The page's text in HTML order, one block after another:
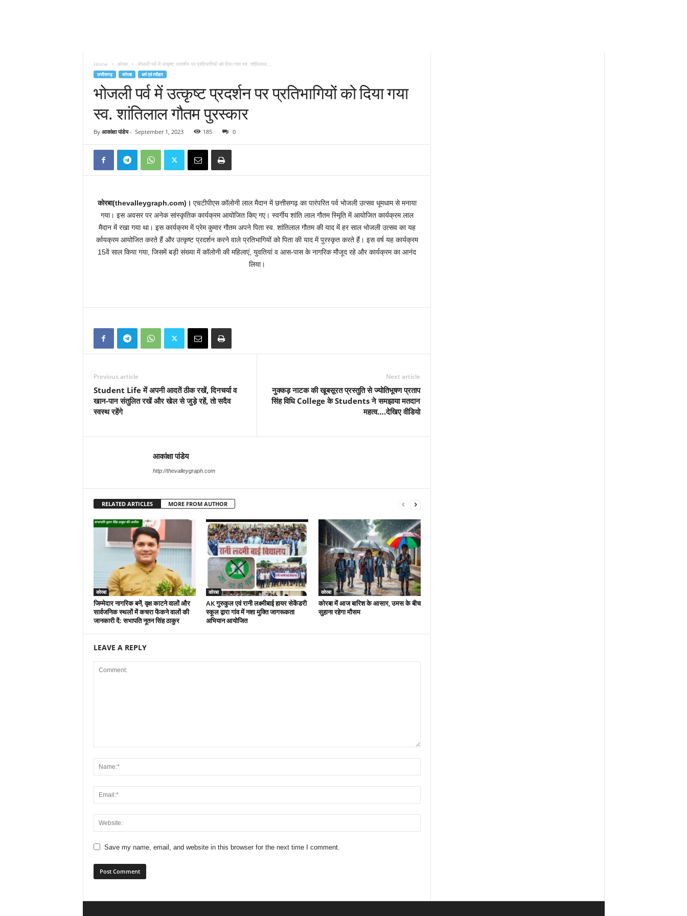
Home कोरबा भोजली पर्व में उत्कृष्ट प्रदर्शन पर प्रतिभागियों को दिया गया स्व. शांतिलाल...
छत्तीसगढ़ कोरबा धर्म एवं त्यौहार
भोजली पर्व में उत्कृष्ट प्रदर्शन पर प्रतिभागियों को दिया गया
स्व. शांतिलाल गौतम पुरस्कार
By आकांक्षा पांडेय- September 1, 2023 185 0
कोरबा(thevalleygraph.com)। एचटीपीएस कॉलोनी लाल मैदान में छत्तीसगढ़ का पारंपरित पर्व भोजली उत्सव धूमधाम से मनाया
गया। इस अवसर पर अनेक सांस्कृतिक कार्यक्रम आयोजित किए गए। स्वर्गीय शांति लाल गौतम स्मिृति में आयोजित कार्यक्रम लाल
मैदान में रखा गया था। इस कार्यक्रम में प्रेम कुमार गौतम अपने पिता स्व. शांतिलाल गौतम की याद में हर साल भोजली उत्सव का यह
र्कायक्रम आयोजित करते हैं और उत्कृष्ट प्रदर्शन करने वाले प्रतिभागियों को पिता की याद में पुरस्कृत करते हैं। इस वर्ष यह कार्यक्रम
15वें साल किया गया, जिसमें बड़ी संख्या में कॉलोनी की महिलाएं, युवतियां व आस-पास के नागरिक मौजूद रहे और कार्यक्रम का आनंद
लिया।
Previous article
Student Life में अपनी आदतें ठीक रखें, दिनचर्या व
खान-पान संतुलित रखें और खेल से जुड़े रहें, तो सदैव
स्वस्थ रहेंगे
Next article
नुक्कड़ नाटक की खूबसूरत प्रस्तुति से ज्योतिभूषण प्रताप
सिंह विधि College के Students ने समझाया मतदान
महत्व….देखिए वीडियो
आकांक्षा पांडेय
http://thevalleygraph.com
RELATED ARTICLES MORE FROM AUTHOR
कोरबा
जिम्मेदार नागरिक बनें, वृक्ष काटने वालों और
सार्वजनिक स्थलों में कचरा फेंकने वालों की
जानकारी दें: सभापति नूतन सिंह ठाकुर
कोरबा
AK गुरुकुल एवं रानी लक्ष्मीबाई हायर सेकेंडरी
स्कूल द्वारा गांव में नशा मुक्ति जागरूकता
अभियान आयोजित
कोरबा
कोरबा में आज बारिश के आसार, उमस के बीच
सुहाना रहेगा मौसम
LEAVE A REPLY
Save my name, email, and website in this browser for the next time I comment.